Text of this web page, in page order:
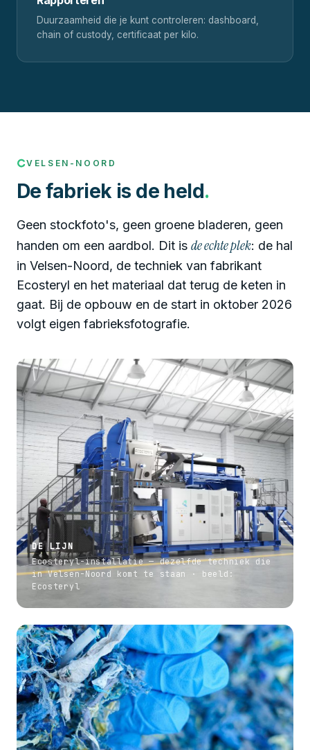
Duurzaamheid die je kunt controleren: dashboard,
chain of custody, certificaat per kilo.
VELSEN-NOORD
De fabriek is de held.
Geen stockfoto's, geen groene bladeren, geen
handen om een aardbol. Dit is de echte plek: de hal
in Velsen-Noord, de techniek van fabrikant
Ecosteryl en het materiaal dat terug de keten in
gaat. Bij de opbouw en de start in oktober 2026
volgt eigen fabrieksfotografie.
DE LIJN
Ecosteryl-installatie — dezelfde techniek die
in Velsen-Noord komt te staan · beeld:
Ecosteryl